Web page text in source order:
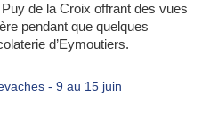
de la Croix offrant des vues
pendant que quelques
d’Eymoutiers.